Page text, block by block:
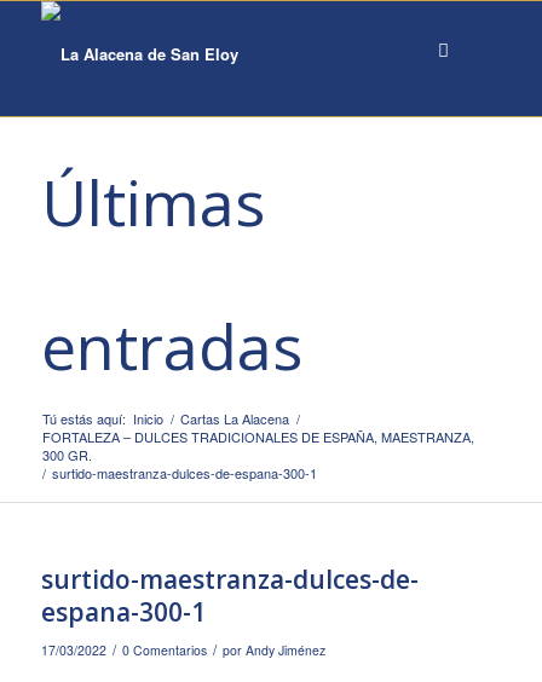
Últimas
entradas
Tú estás aquí: Inicio / Cartas La Alacena /
FORTALEZA – DULCES TRADICIONALES DE ESPAÑA, MAESTRANZA,
300 GR.
/ surtido-maestranza-dulces-de-espana-300-1
surtido-maestranza-dulces-de-
espana-300-1
17/03/2022 / 0 Comentarios / por Andy Jiménez